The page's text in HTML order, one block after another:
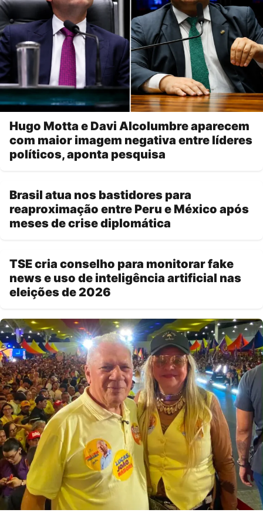
Hugo Motta e Davi Alcolumbre aparecem
com maior imagem negativa entre líderes
políticos, aponta pesquisa
Brasil atua nos bastidores para
reaproximação entre Peru e México após
meses de crise diplomática
TSE cria conselho para monitorar fake
news e uso de inteligência artificial nas
eleições de 2026